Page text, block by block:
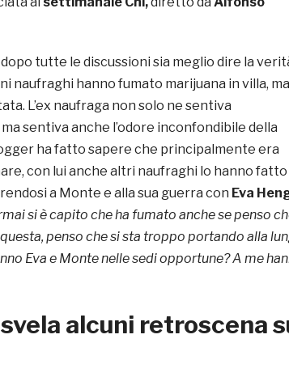
tutte le discussioni sia meglio dire la
naufraghi hanno fumato marijuana in villa, ma
L’ex naufraga non solo ne sentiva
sentiva anche l’odore inconfondibile della
ha fatto sapere che principalmente era
con lui anche altri naufraghi lo hanno fatto
a Monte e alla sua guerra con Eva
si è capito che ha fumato anche se penso
penso che si sta troppo portando alla
Eva e Monte nelle sedi opportune? A me
alcuni retroscena